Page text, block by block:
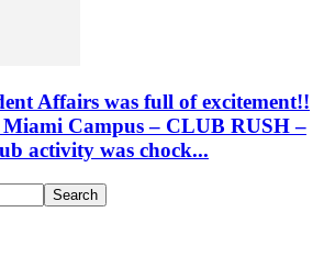
Affairs was full of excitement!!
Campus – CLUB RUSH –
activity was chock...